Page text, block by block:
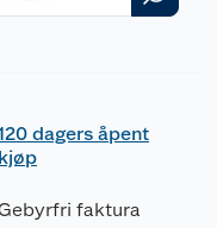
dagers åpent
kjøp
faktura